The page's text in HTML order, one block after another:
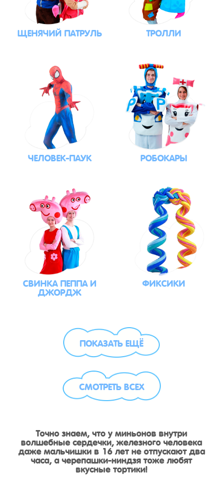
ЩЕНЯЧИЙ ПАТРУЛЬ ТРОЛЛИ
ЧЕЛОВЕК-ПАУК РОБОКАРЫ
СВИНКА ПЕППА И
ДЖОРДЖ ФИКСИКИ
ПОКАЗАТЬ ЕЩЁ
СМОТРЕТЬ ВСЕХ
Точно знаем, что у миньонов внутри
волшебные сердечки, железного человека
даже мальчишки в 16 лет не отпускают два
часа, а черепашки-ниндзя тоже любят
вкусные тортики!